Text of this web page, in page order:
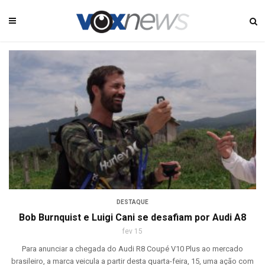
DESTAQUE
Bob Burnquist e Luigi Cani se desafiam por Audi A8
fev 15
Para anunciar a chegada do Audi R8 Coupé V10 Plus ao mercado
brasileiro, a marca veicula a partir desta quarta-feira, 15, uma ação com